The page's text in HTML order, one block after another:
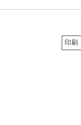
印刷